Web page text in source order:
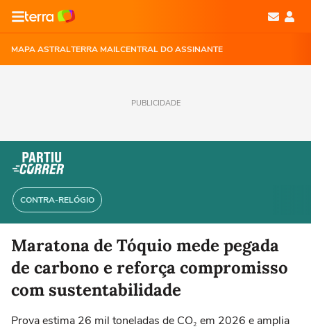
MAPA ASTRALTERRA MAILCENTRAL DO ASSINANTE
PUBLICIDADE
CONTRA-RELÓGIO
Maratona de Tóquio mede pegada
de carbono e reforça compromisso
com sustentabilidade
Prova estima 26 mil toneladas de CO₂ em 2026 e amplia